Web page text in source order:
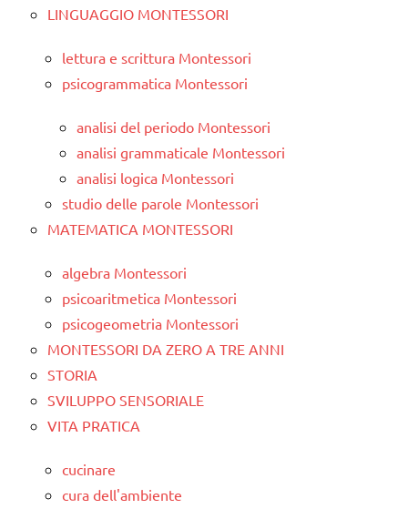
LINGUAGGIO MONTESSORI
lettura e scrittura Montessori
psicogrammatica Montessori
analisi del periodo Montessori
analisi grammaticale Montessori
analisi logica Montessori
studio delle parole Montessori
MATEMATICA MONTESSORI
algebra Montessori
psicoaritmetica Montessori
psicogeometria Montessori
MONTESSORI DA ZERO A TRE ANNI
STORIA
SVILUPPO SENSORIALE
VITA PRATICA
cucinare
cura dell'ambiente